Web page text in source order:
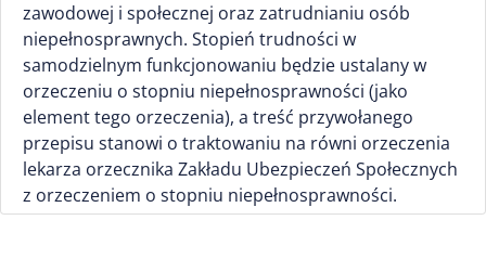
zawodowej i społecznej oraz zatrudnianiu osób
niepełnosprawnych. Stopień trudności w
samodzielnym funkcjonowaniu będzie ustalany w
orzeczeniu o stopniu niepełnosprawności (jako
element tego orzeczenia), a treść przywołanego
przepisu stanowi o traktowaniu na równi orzeczenia
lekarza orzecznika Zakładu Ubezpieczeń Społecznych
z orzeczeniem o stopniu niepełnosprawności.